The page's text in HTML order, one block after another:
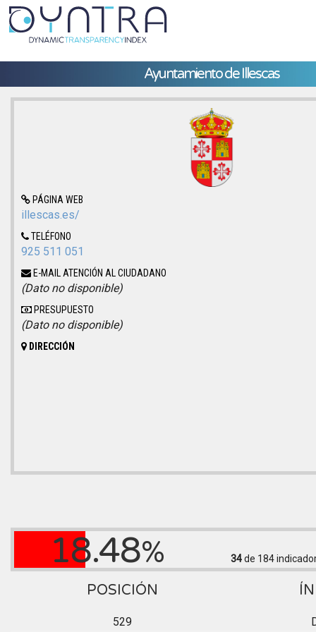
Ayuntamiento de Illescas
PÁGINA WEB
illescas.es/
TELÉFONO
925 511 051
E-MAIL ATENCIÓN AL CIUDADANO
(Dato no disponible)
PRESUPUESTO
(Dato no disponible)
DIRECCIÓN
18.48% 34de 184
POSICIÓN
529